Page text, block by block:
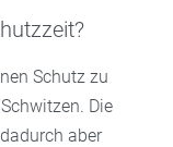
Schutz zu
Die
aber